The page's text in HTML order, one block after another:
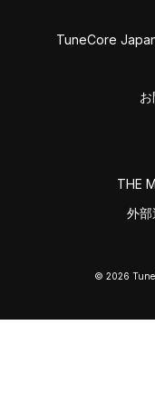
TuneCore
THE
外
© 2026